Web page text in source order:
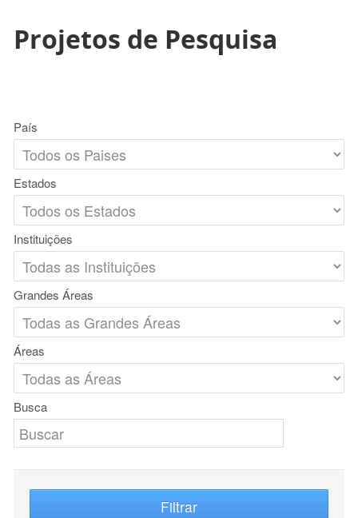
Projetos de Pesquisa
País
Estados
Instituições
Grandes Áreas
Áreas
Busca
Filtrar